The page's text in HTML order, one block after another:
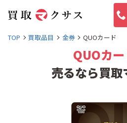
TOP 買取品目 金券 QUOカード
QUOカ
売るなら買取